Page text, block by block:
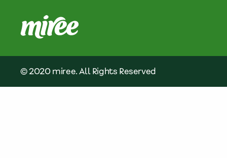
© 2020 miree. All Rights Reserved